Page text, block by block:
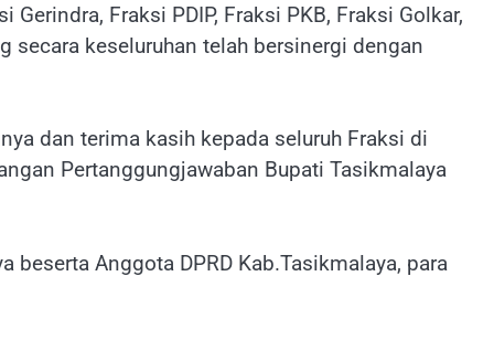
Fraksi PDIP, Fraksi PKB, Fraksi Golkar,
secara keseluruhan telah bersinergi dengan
dan terima kasih kepada seluruh Fraksi di
Pertanggungjawaban Bupati Tasikmalaya
beserta Anggota DPRD Kab.Tasikmalaya, para